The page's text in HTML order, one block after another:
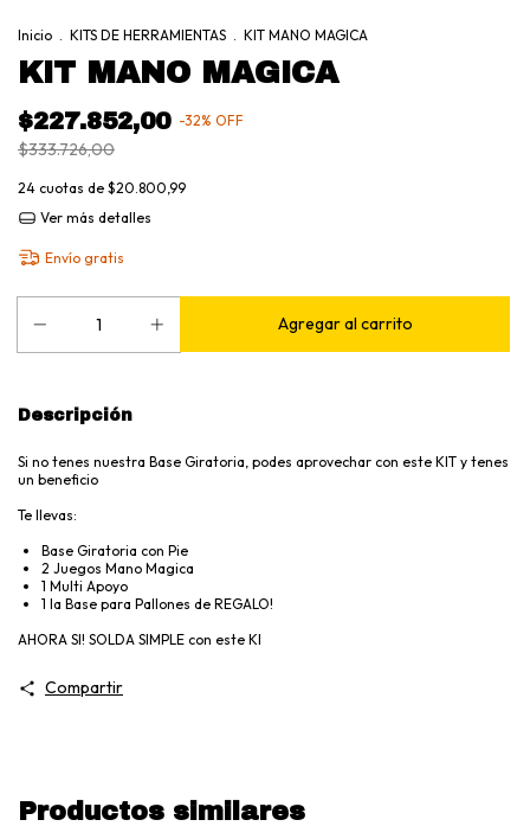
Inicio . KITS DE HERRAMIENTAS . KIT MANO MAGICA
KIT MANO MAGICA
$227.852,00 -32% OFF
$333.726,00
24 cuotas de $20.800,99
Ver más detalles
Envío gratis
Descripción
Si no tenes nuestra Base Giratoria, podes aprovechar con este KIT y tenes
un beneficio
Te llevas:
Base Giratoria con Pie
2 Juegos Mano Magica
1 Multi Apoyo
1 la Base para Pallones de REGALO!
AHORA SI! SOLDA SIMPLE con este KI
Compartir
Productos similares